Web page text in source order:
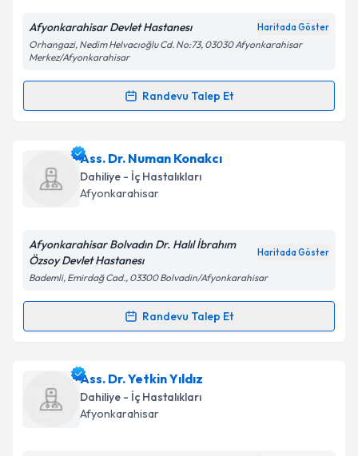
Kişisel verilerimin işlenmesine ilişkinAydınlatma
'ni okudum ve kişisel verilerimin belirtilen
kapsamda işlenmesini kabul ediyorum.
Takvim Talebini Gönder
Afyonkarahisar Devlet Hastanesı Haritada Göster
Orhangazi, Nedim Helvacıoğlu Cd. No:73, 03030 Afyonkarahisar
Merkez/Afyonkarahisar
Randevu Talep Et
Randevu Takvimi Talebi
Dr. Engin Yiğitiçin randevu takvimi talebi oluşturun.
Size bu uzmandan randevu almanız için bir takvim
hazırlandığında e-posta ile bilgilendireceğiz.
Kişisel verilerimin işlenmesine ilişkinAydınlatma
'ni okudum ve kişisel verilerimin belirtilen
kapsamda işlenmesini kabul ediyorum.
Takvim Talebini Gönder
Ass. Dr. Numan Konakcı
Dahiliye - İç Hastalıkları
Afyonkarahisar
Afyonkarahisar Bolvadın Dr. Halıl İbrahım
Özsoy Devlet Hastanesı
Haritada Göster
Bademli, Emirdağ Cad., 03300 Bolvadin/Afyonkarahisar
Randevu Talep Et
Randevu Takvimi Talebi
Ass. Dr. Numan Konakcıiçin randevu takvimi talebi
oluşturun. Size bu uzmandan randevu almanız için bir
takvim hazırlandığında e-posta ile bilgilendireceğiz.
Ass. Dr. Yetkin Yıldız
Dahiliye - İç Hastalıkları
Afyonkarahisar